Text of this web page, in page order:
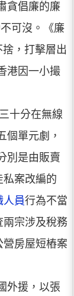
貪倡廉的廉
可沒。《廉
，打擊層出
港因一小撮
十分在無線
個單元劇，
別是由販賣
私案改編的
人員行為不當
兩宗涉及稅務
營房屋短樁案
外援，以張